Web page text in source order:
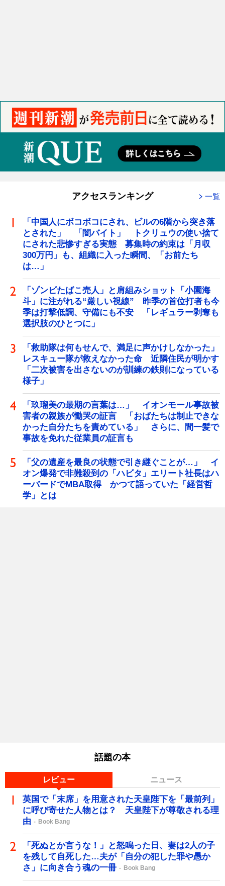
アクセスランキング 一覧
「中国人にボコボコにされ、ビルの6階から突き落
とされた」 「闇バイト」 トクリュウの使い捨て
にされた悲惨すぎる実態 募集時の約束は「月収
300万円」も、組織に入った瞬間、「お前たち
は…」
「ゾンビたばこ売人」と肩組みショット「小園海
斗」に注がれる“厳しい視線” 昨季の首位打者も今
季は打撃低調、守備にも不安 「レギュラー剥奪も
選択肢のひとつに」
「救助隊は何もせんで、満足に声かけしなかった」
レスキュー隊が救えなかった命 近隣住民が明かす
「二次被害を出さないのが訓練の鉄則になっている
様子」
「玖瑠美の最期の言葉は…」 イオンモール事故被
害者の親族が慟哭の証言 「おばたちは制止できな
かった自分たちを責めている」 さらに、間一髪で
事故を免れた従業員の証言も
「父の遺産を最良の状態で引き継ぐことが…」 イ
オン爆発で非難殺到の「ハビタ」エリート社長はハ
ーバードでMBA取得 かつて語っていた「経営哲
学」とは
話題の本
レビュー ニュース
英国で「末席」を用意された天皇陛下を「最前列」
に呼び寄せた人物とは？ 天皇陛下が尊敬される理
由
Book Bang
「死ぬとか言うな！」と怒鳴った日、妻は2人の子
を残して自死した…夫が「自分の犯した罪や愚か
さ」に向き合う魂の一冊
Book Bang